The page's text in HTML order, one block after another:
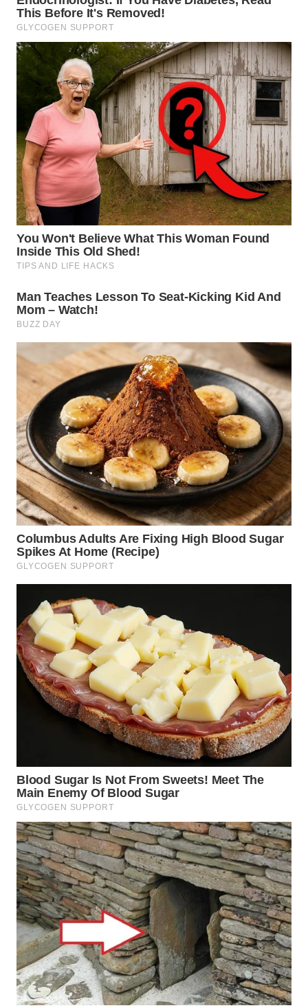
WN
KARAWANG
WN
BEKASI
WN
BOGOR
WN
DEPOK
WN
TAPANULI
UTARA
SAMOSIR
WN
LAWAS
SUMEDANG
WN
CIANJUR
WN
KEPULAUAN
SERIBU
WN
TANGERANG
WN
BINJAI
WN
CIREBON
WN
KUNINGAN
WN
MAJALENGKA
WN
SUBANG
WN
SUKABUMI
WN
PURWAKARTA